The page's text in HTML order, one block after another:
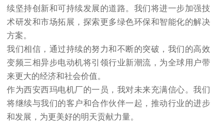
续坚持创新和可持续发展的道路。我们将进一步加强技
术研发和市场拓展，探索更多绿色环保和智能化的解决
方案。
我们相信，通过持续的努力和不断的突破，我们的高效
变频三相异步电动机将引领行业新潮流，为全球用户带
来更大的经济和社会价值。
作为西安西玛电机厂的一员，我对未来充满信心。我们
将继续与我们的客户和合作伙伴一起，推动行业的进步
和发展，为更美好的明天贡献力量。